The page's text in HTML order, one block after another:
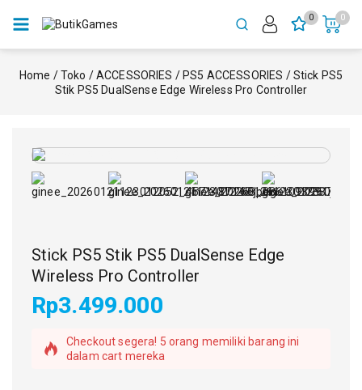
0 0
Home / Toko /ACCESSORIES / PS5 ACCESSORIES / Stick PS5
Stik PS5 DualSense Edge Wireless Pro Controller
Stick PS5 Stik PS5 DualSense Edge
Wireless Pro Controller
Rp3.499.000
5 produk terjual dalam 5 jam terakhir
Checkout segera! 5 orang memiliki barang ini
dalam cart mereka